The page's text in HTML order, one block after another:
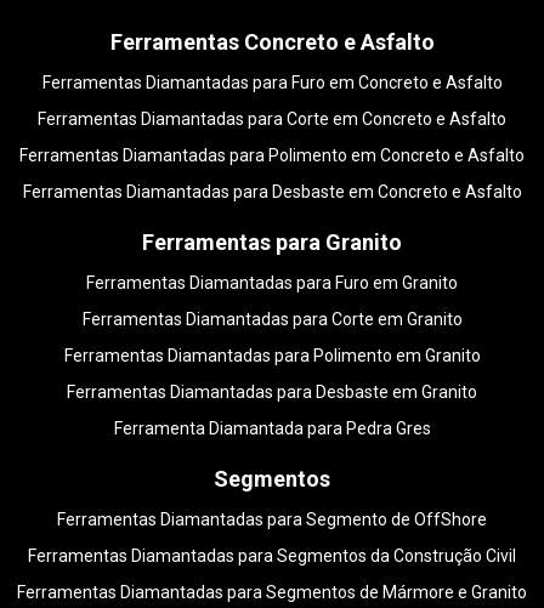
Ferramentas Concreto e Asfalto
Ferramentas Diamantadas para Furo em Concreto e Asfalto
Ferramentas Diamantadas para Corte em Concreto e Asfalto
Ferramentas Diamantadas para Polimento em Concreto e Asfalto
Ferramentas Diamantadas para Desbaste em Concreto e Asfalto
Ferramentas para Granito
Ferramentas Diamantadas para Furo em Granito
Ferramentas Diamantadas para Corte em Granito
Ferramentas Diamantadas para Polimento em Granito
Ferramentas Diamantadas para Desbaste em Granito
Ferramenta Diamantada para Pedra Gres
Segmentos
Ferramentas Diamantadas para Segmento de OffShore
Ferramentas Diamantadas para Segmentos da Construção Civil
Ferramentas Diamantadas para Segmentos de Mármore e Granito